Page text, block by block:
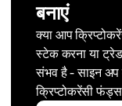
बनाएं
क्या आप
स्टेक करना या
संभव है - साइन
क्रिप्टोकरेंसी